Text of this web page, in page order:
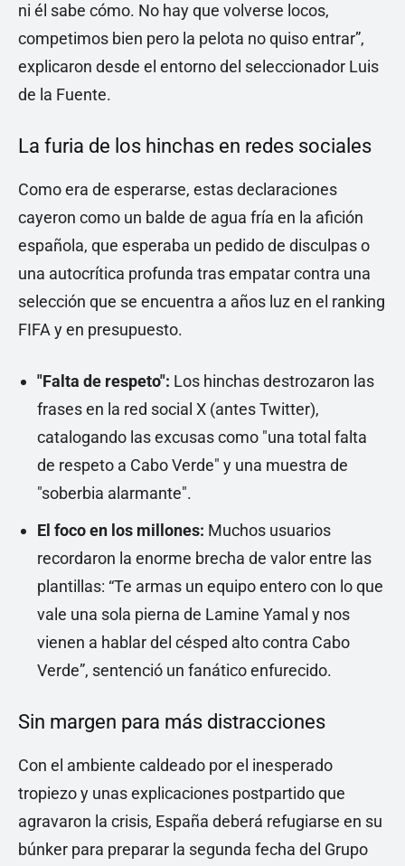
ni él sabe cómo. No hay que volverse locos,
competimos bien pero la pelota no quiso entrar”,
explicaron desde el entorno del seleccionador Luis
de la Fuente.
La furia de los hinchas en redes sociales
Como era de esperarse, estas declaraciones
cayeron como un balde de agua fría en la afición
española, que esperaba un pedido de disculpas o
una autocrítica profunda tras empatar contra una
selección que se encuentra a años luz en el ranking
FIFA y en presupuesto.
"Falta de respeto": Los hinchas destrozaron las
frases en la red social X (antes Twitter),
catalogando las excusas como "una total falta
de respeto a Cabo Verde" y una muestra de
"soberbia alarmante".
El foco en los millones: Muchos usuarios
recordaron la enorme brecha de valor entre las
plantillas: “Te armas un equipo entero con lo que
vale una sola pierna de Lamine Yamal y nos
vienen a hablar del césped alto contra Cabo
Verde”, sentenció un fanático enfurecido.
Sin margen para más distracciones
Con el ambiente caldeado por el inesperado
tropiezo y unas explicaciones postpartido que
agravaron la crisis, España deberá refugiarse en su
búnker para preparar la segunda fecha del Grupo